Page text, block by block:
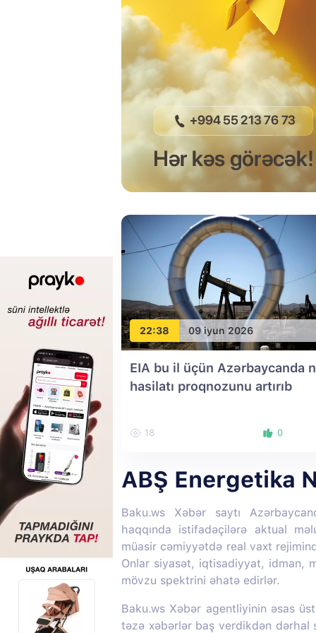
22:38 09 iyun 2026
EIA bu il üçün Azərbaycanda
hasilatı proqnozunu artırıb
18 0
ABŞ Energetika
Baku.ws Xəbər saytı
haqqında istifadəçilərə aktual
müasir cəmiyyətdə real vaxt
Onlar siyasət, iqtisadiyyat, idman,
mövzu spektrini əhatə edirlər.
Baku.ws Xəbər agentliyinin əsas
təzə xəbərlər baş verdikdən dərhal